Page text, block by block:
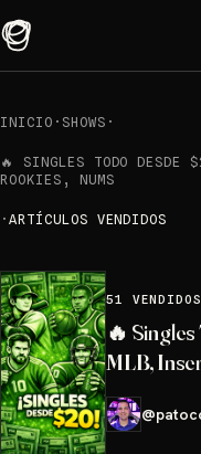
INICIO · SHOWS ·
🔥 SINGLES TODO
ROOKIES, NUMS
· ARTÍCULOS VENDIDOS
51 VENDIDOS
🔥
MLB,
@